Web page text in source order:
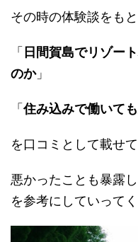
その時の体験談をも
「 日間賀島でリゾー
のか」
「住み込みで働いて
を口コミとして載せて
悪かったことも暴露
を参考にしていってく